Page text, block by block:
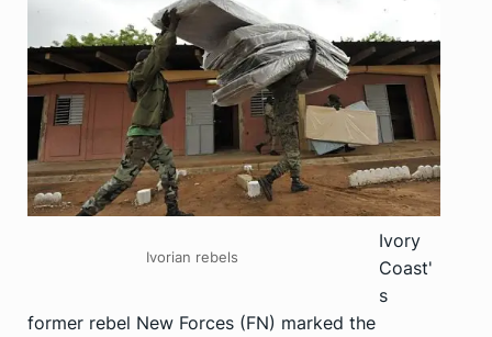
Ivorian rebels
Ivory
Coast'
s
former rebel New Forces (FN) marked the